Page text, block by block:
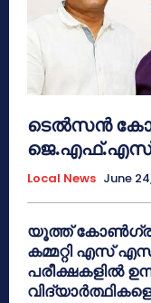
ടെൽസൻ
ജെ.എഫ്.എസ്.
Local News June
യൂത്ത്
കമ്മറ്റി എസ്
പരീക്ഷകളിൽ